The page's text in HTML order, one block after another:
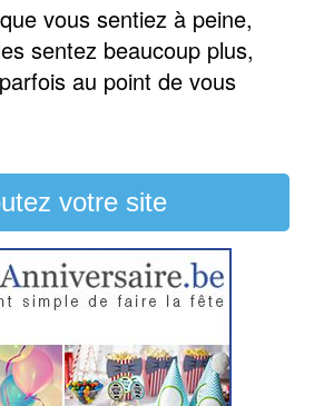
vous sentiez à peine,
sentez beaucoup plus,
au point de vous
votre site